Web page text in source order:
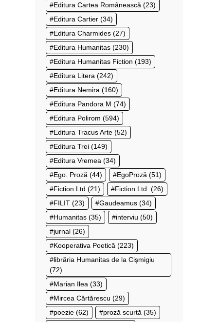
Editura Cartea Românească (23)
Editura Cartier (34)
Editura Charmides (27)
Editura Humanitas (230)
Editura Humanitas Fiction (193)
Editura Litera (242)
Editura Nemira (160)
Editura Pandora M (74)
Editura Polirom (594)
Editura Tracus Arte (52)
Editura Trei (149)
Editura Vremea (34)
Ego. Proză (44) EgoProză (51)
Fiction Ltd (21) Fiction Ltd. (26)
FILIT (23) Gaudeamus (34)
Humanitas (35) interviu (50)
jurnal (26)
Kooperativa Poetică (223)
librăria Humanitas de la Cișmigiu
(72)
Marian Ilea (33)
Mircea Cărtărescu (29)
poezie (62) proză scurtă (35)